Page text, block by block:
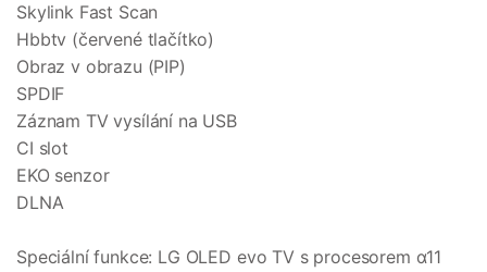
Skylink Fast Scan
Hbbtv (červené tlačítko)
Obraz v obrazu (PIP)
SPDIF
Záznam TV vysílání na USB
CI slot
EKO senzor
DLNA
Speciální funkce: LG OLED evo TV s procesorem α11